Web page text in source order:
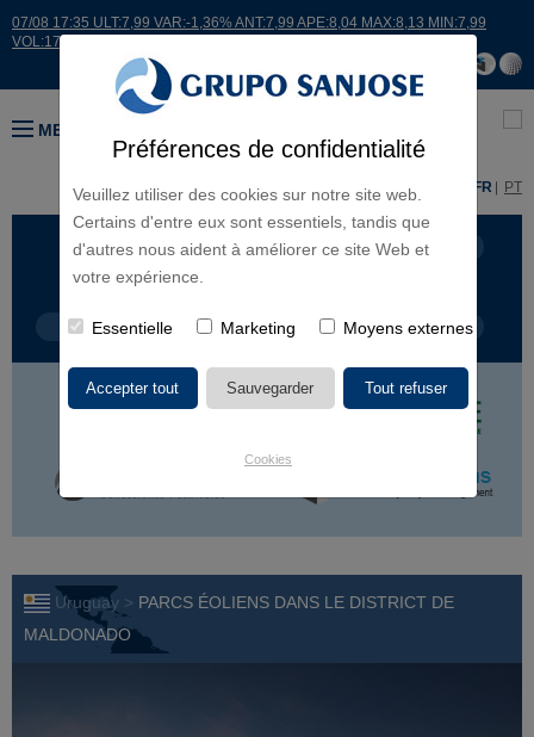
Préférences de confidentialité
Veuillez utiliser des cookies sur notre site web.
Certains d'entre eux sont essentiels, tandis que
d'autres nous aident à améliorer ce site Web et
votre expérience.
Essentielle Marketing Moyens externes
Cookies
07/08 17:35 ULT:7,99 VAR:-1,36% ANT:7,99 APE:8,04 MAX:8,13 MIN:7,99
VOL:17664
MENU
ES FR PT
LIGNES D'ACTIVITÉ CONTINENTS
TYPE DE PROJET NOM DU PROJET
Uruguay > PARCS ÉOLIENS DANS LE DISTRICT DE
MALDONADO